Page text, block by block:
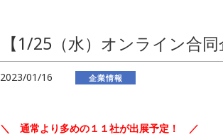
【1/25（水）オンライン合
2023/01/16 企業情報
＼ 通常より多めの１１社が出展予定！ ／